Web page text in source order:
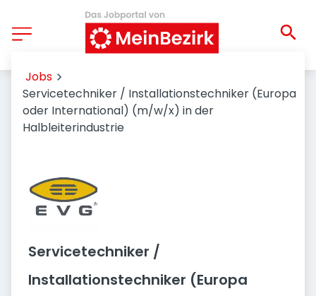
Jobs
Servicetechniker / Installationstechniker (Europa
oder International) (m/w/x) in der
Halbleiterindustrie
Servicetechniker /
Installationstechniker (Europa